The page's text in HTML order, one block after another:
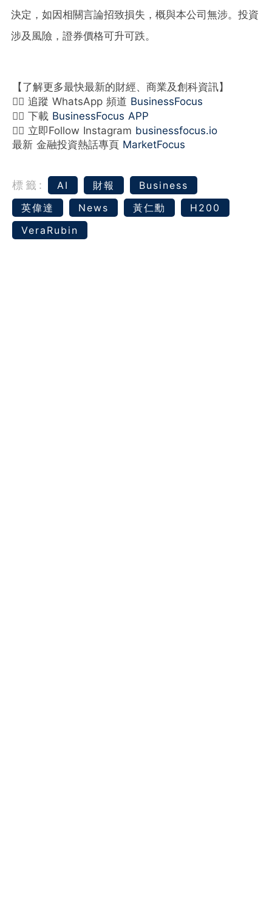
決定，如因相關言論招致損失，概與本公司無涉。投資
涉及風險，證券價格可升可跌。
【了解更多最快最新的財經、商業及創科資訊】
👉🏻 追蹤 WhatsApp 頻道 BusinessFocus
👉🏻 下載 BusinessFocus APP
👉🏻 立即Follow Instagram businessfocus.io
最新 金融投資熱話專頁 MarketFocus
標籤: AI 財報
Business
英偉達
News 黃仁勳
H200
VeraRubin